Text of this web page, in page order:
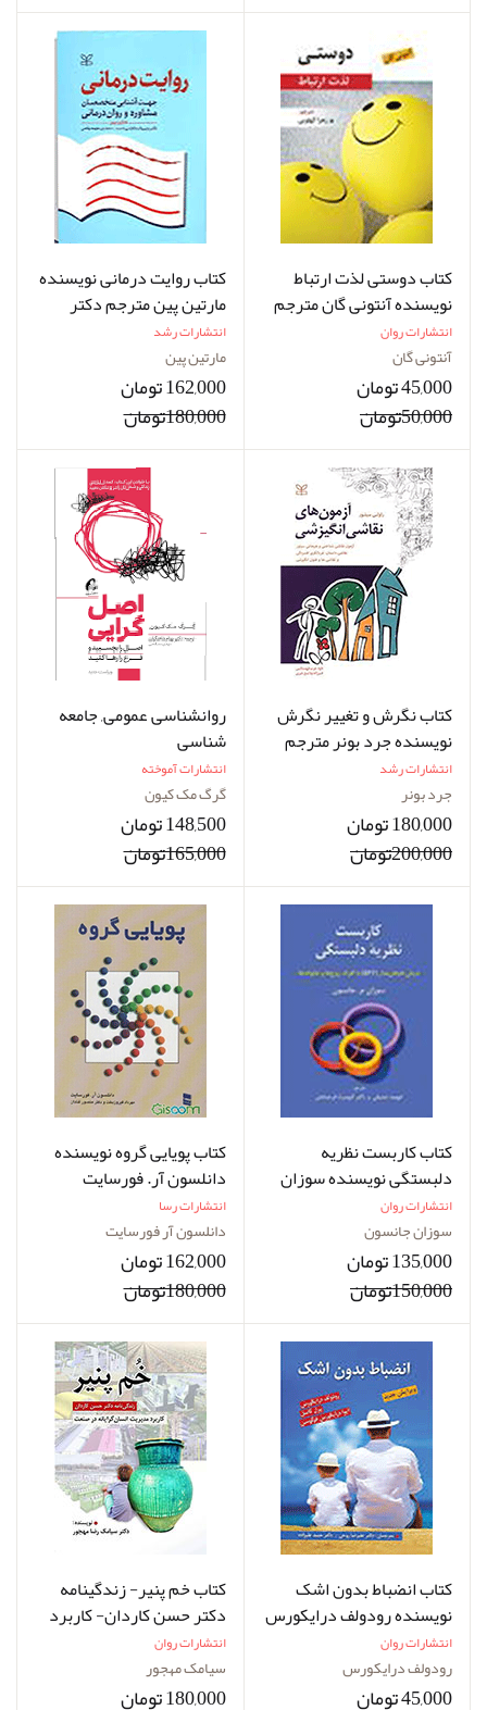
کتاب دوستی لذت ارتباط
نویسنده آنتونی گان مترجم
زهرا کهلویی
انتشارات روان
آنتونی گان
45,000 تومان
50,000تومان
کتاب روایت درمانی نویسنده
مارتین پین مترجم دکتر
اسماعیلی نسب
انتشارات رشد
مارتین پین
162,000 تومان
180,000تومان
کتاب نگرش و تغییر نگرش
نویسنده جرد بونر مترجم
جواد طهوریان
انتشارات رشد
جرد بونر
180,000 تومان
200,000تومان
روانشناسی عمومی, جامعه
شناسی
انتشارات آموخته
گرگ مک کیون
148,500 تومان
165,000تومان
کتاب کاربست نظریه
دلبستگی نویسنده سوزان
جانسون مترجم دکتر
کیومرث فرح بخش
انتشارات روان
سوزان جانسون
135,000 تومان
150,000تومان
کتاب پویایی گروه نویسنده
دانلسون آر. فورسایت
مترجم فیروزبخت
انتشارات رسا
دانلسون آر فورسایت
162,000 تومان
180,000تومان
کتاب انضباط بدون اشک
نویسنده رودولف درایکورس
مترجم حمید علیزاده
انتشارات روان
رودولف درایکورس
45,000 تومان
کتاب خم پنیر- زندگینامه
دکتر حسن کاردان- کاربرد
مدیریت انسان گرایانه در
صنعت
انتشارات روان
سیامک مهجور
180,000 تومان